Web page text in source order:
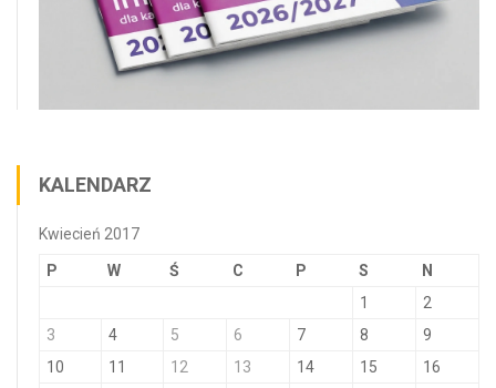
KALENDARZ
Kwiecień 2017
P W Ś C P S N
1
2
3
4 5 6 7 8
9
10
11 12 13 14 15
16